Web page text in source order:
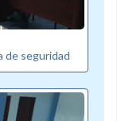
de seguridad